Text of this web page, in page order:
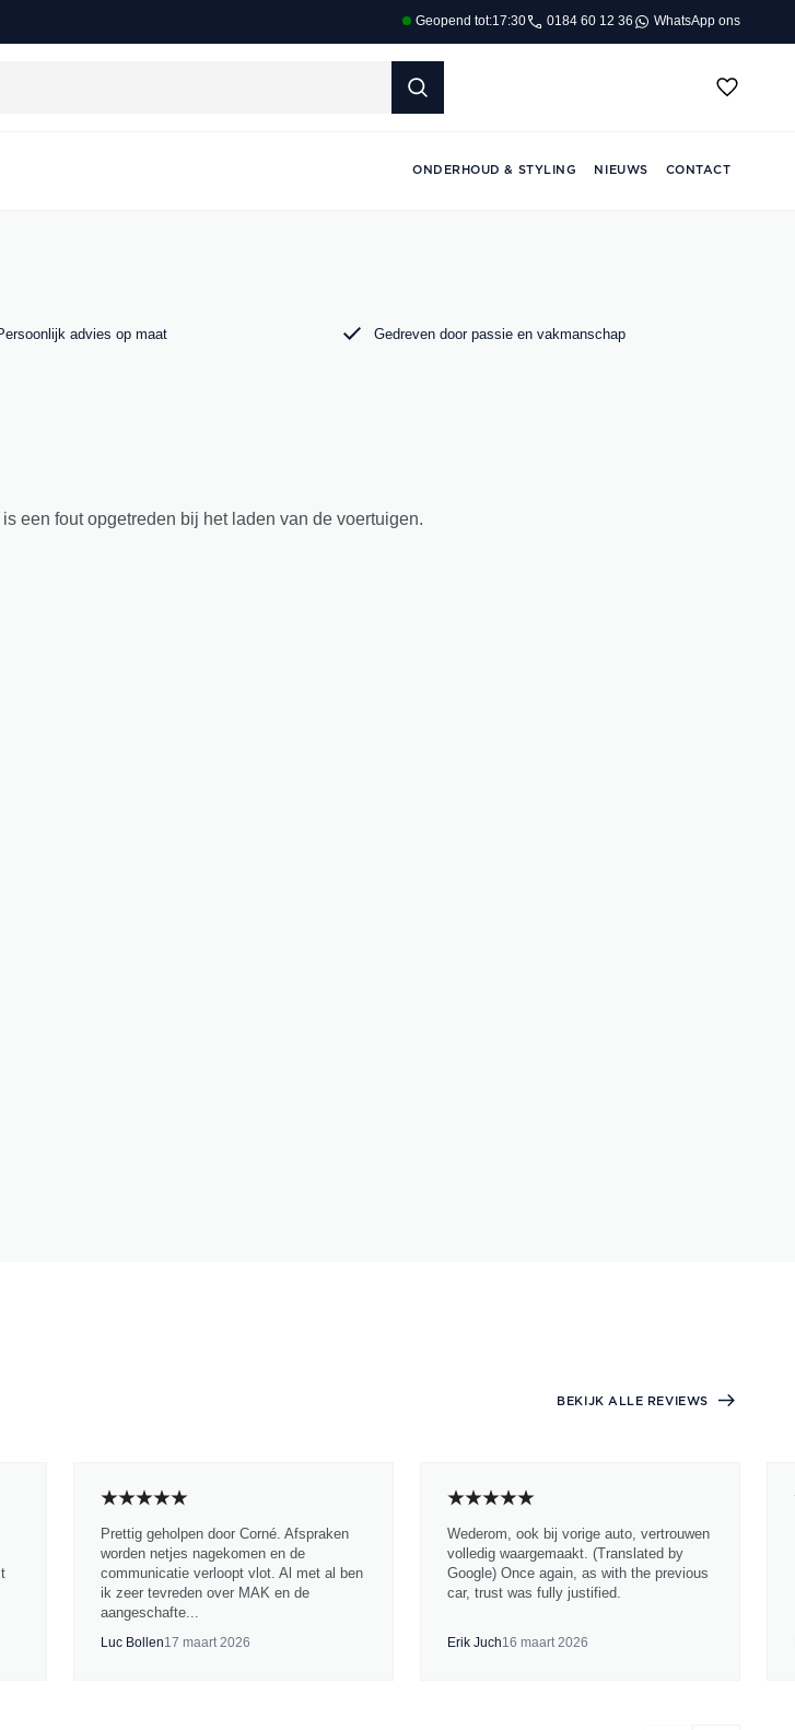
Geopend tot:17:30 0184 60 12 36 WhatsApp ons
ONDERHOUD & STYLING NIEUWS CONTACT
onze collectie
advies op maat Gedreven door passie en vakmanschap
is een fout opgetreden bij het laden van de voertuigen.
BEKIJK ALLE REVIEWS
Prettig geholpen door Corné. Afspraken
worden netjes nagekomen en de
communicatie verloopt vlot. Al met al ben
ik zeer tevreden over MAK en de
aangeschafte...
Luc Bollen17 maart 2026
Wederom, ook bij vorige auto, vertrouwen
volledig waargemaakt. (Translated by
Google) Once again, as with the previous
car, trust was fully justified.
Erik Juch16 maart 2026